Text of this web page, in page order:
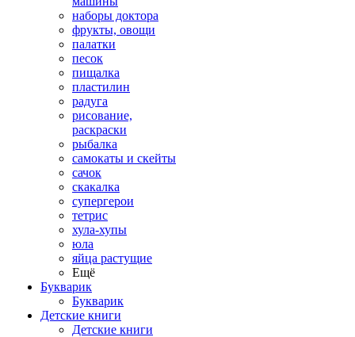
наборы доктора
фрукты, овощи
палатки
песок
пищалка
пластилин
радуга
рисование,
раскраски
рыбалка
самокаты и скейты
сачок
скакалка
супергерои
тетрис
хула-хупы
юла
яйца растущие
Ещё
Букварик
Букварик
Детские книги
Детские книги